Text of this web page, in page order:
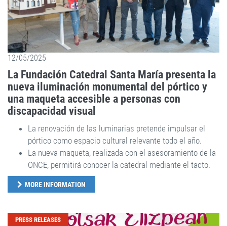
12/05/2025
La Fundación Catedral Santa María presenta la
nueva iluminación monumental del pórtico y
una maqueta accesible a personas con
discapacidad visual
La renovación de las luminarias pretende impulsar el
pórtico como espacio cultural relevante todo el año.
La nueva maqueta, realizada con el asesoramiento de la
ONCE, permitirá conocer la catedral mediante el tacto.
MORE INFORMATION
PRESS RELEASES